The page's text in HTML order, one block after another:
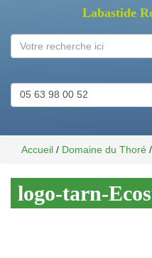
Labastide
05 63 98 00 52
Accueil / Domaine du Thoré /
logo-tarn-